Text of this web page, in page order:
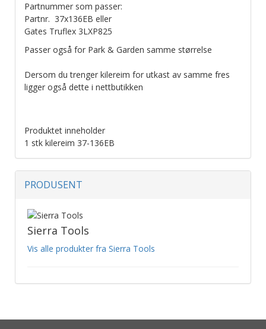
Partnummer som passer:
Partnr. 37x136EB eller
Gates Truflex 3LXP825
Passer også for Park & Garden samme størrelse
Dersom du trenger kilereim for utkast av samme fres
ligger også dette i nettbutikken
Produktet inneholder
1 stk kilereim 37-136EB
PRODUSENT
Sierra Tools
Vis alle produkter fra Sierra Tools